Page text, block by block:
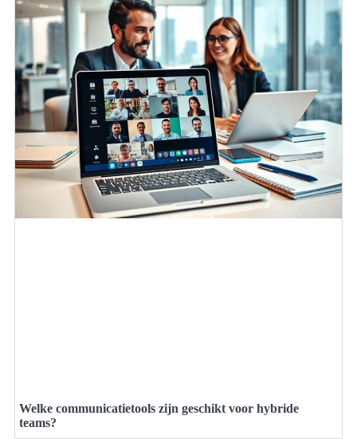
Welke communicatietools zijn geschikt voor hybride
teams?